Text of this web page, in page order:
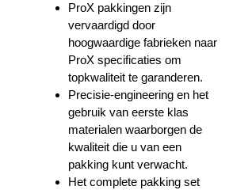
ProX pakkingen zijn
vervaardigd door
hoogwaardige fabrieken naar
ProX specificaties om
topkwaliteit te garanderen.
Precisie-engineering en het
gebruik van eerste klas
materialen waarborgen de
kwaliteit die u van een
pakking kunt verwacht.
Het complete pakking set